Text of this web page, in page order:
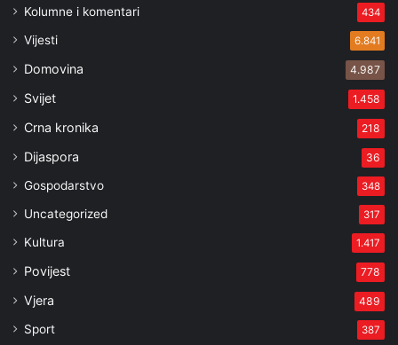
Kolumne i komentari 434
Vijesti 6.841
Domovina 4.987
Svijet 1.458
Crna kronika 218
Dijaspora 36
Gospodarstvo 348
Uncategorized 317
Kultura 1.417
Povijest 778
Vjera 489
Sport 387